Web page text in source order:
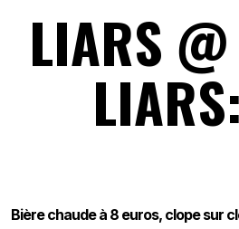
LIARS @
Bière chaude à 8 euros, clope sur